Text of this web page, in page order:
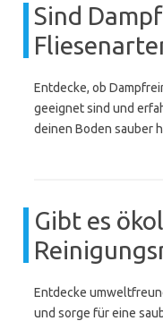
Sind
Entdecke, ob
geeignet sind und
deinen Boden sauber
Gibt es
Entdecke
und sorge für eine